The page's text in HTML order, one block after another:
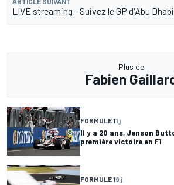
LIVE streaming - Suivez le GP d'Abu
Plus de
Fabien
FORMULE 11 j
Il y a 20 ans, Jenson
première victoire en F1
FORMULE 19 j